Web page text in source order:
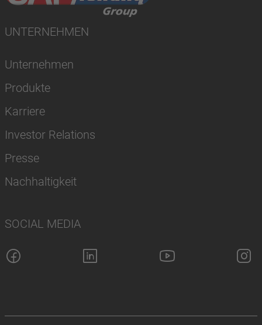
UNTERNEHMEN
Unternehmen
Produkte
Karriere
Investor Relations
Presse
Nachhaltigkeit
SOCIAL MEDIA